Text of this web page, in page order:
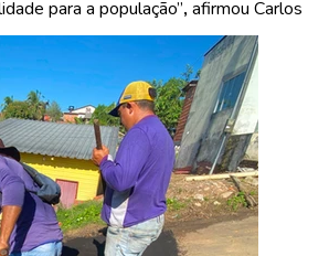
para a população”, afirmou Carlos